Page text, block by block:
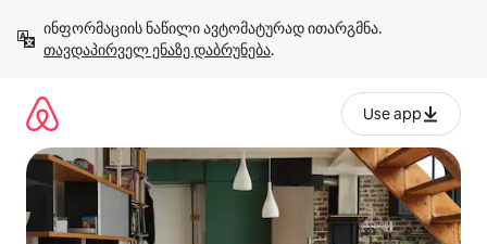
გადასვლა
თავდაპირველ ენაზე დაბრუნება.
Use app